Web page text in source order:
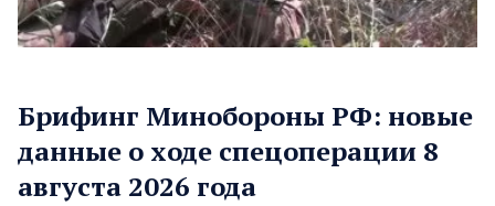
Брифинг Минобороны РФ: новые
данные о ходе спецоперации 8
августа 2026 года